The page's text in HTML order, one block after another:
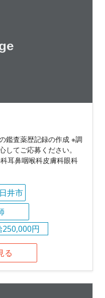
鑑査薬歴記録の作成 ※調
してご応募ください。
耳鼻咽喉科皮膚科眼科
井市
250,000円
る